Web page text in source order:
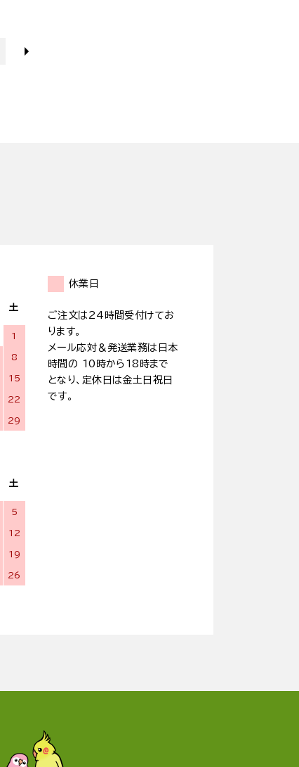
土
1
8
15
22
29
土
5
12
19
26
休業日
ご注文は24時間受付けてお
ります。
メール応対＆発送業務は日本
時間の 10時から18時まで
となり、定休日は金土日祝日
です。